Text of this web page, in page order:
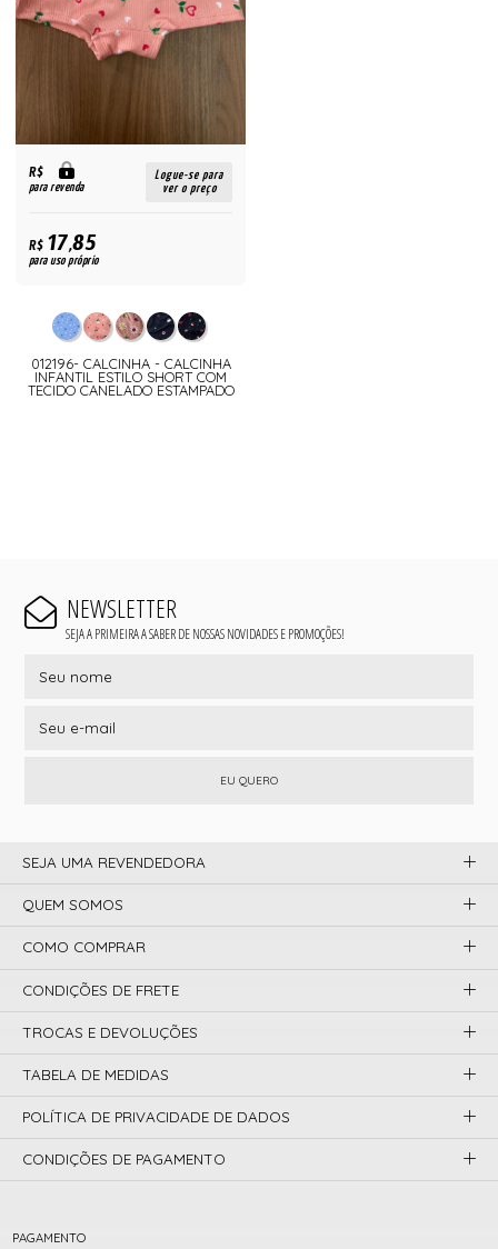
R$
para revenda
Logue-se para
ver o preço
R$17,85
para uso próprio
012196- CALCINHA - CALCINHA
INFANTIL ESTILO SHORT COM
TECIDO CANELADO ESTAMPADO
NEWSLETTER
SEJA A PRIMEIRA A SABER DE NOSSAS NOVIDADES E PROMOÇÕES!
EU QUERO
PAGAMENTO
SEJA UMA REVENDEDORA
QUEM SOMOS
COMO COMPRAR
CONDIÇÕES DE FRETE
TROCAS E DEVOLUÇÕES
TABELA DE MEDIDAS
POLÍTICA DE PRIVACIDADE DE DADOS
CONDIÇÕES DE PAGAMENTO